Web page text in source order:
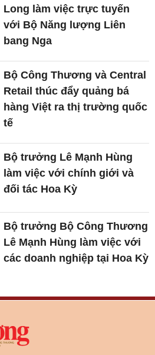
Long làm việc trực tuyến
với Bộ Năng lượng Liên
bang Nga
Bộ Công Thương và Central
Retail thúc đẩy quảng bá
hàng Việt ra thị trường quốc
tế
Bộ trưởng Lê Mạnh Hùng
làm việc với chính giới và
đối tác Hoa Kỳ
Bộ trưởng Bộ Công Thương
Lê Mạnh Hùng làm việc với
các doanh nghiệp tại Hoa Kỳ